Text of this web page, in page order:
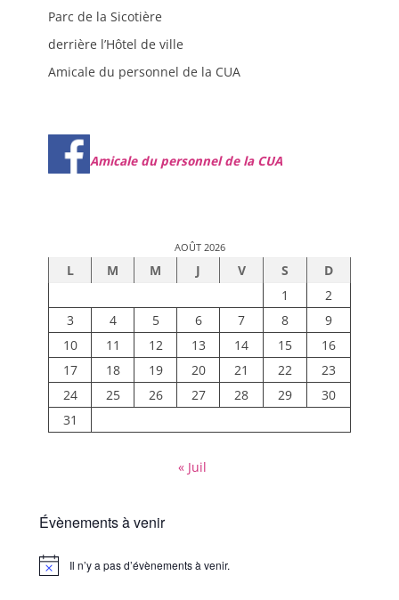
Parc de la Sicotière
derrière l’Hôtel de ville
Amicale du personnel de la CUA
Amicale du personnel de la CUA
AOÛT 2026
L M M J V S
D
1
2
3
4 5 6 7 8
9
10
11 12 13 14 15
16
17
18 19 20 21 22
23
24
25 26 27 28 29
30
31
« Juil
Évènements à venir
Notice Il n’y a pas d’évènements à venir.